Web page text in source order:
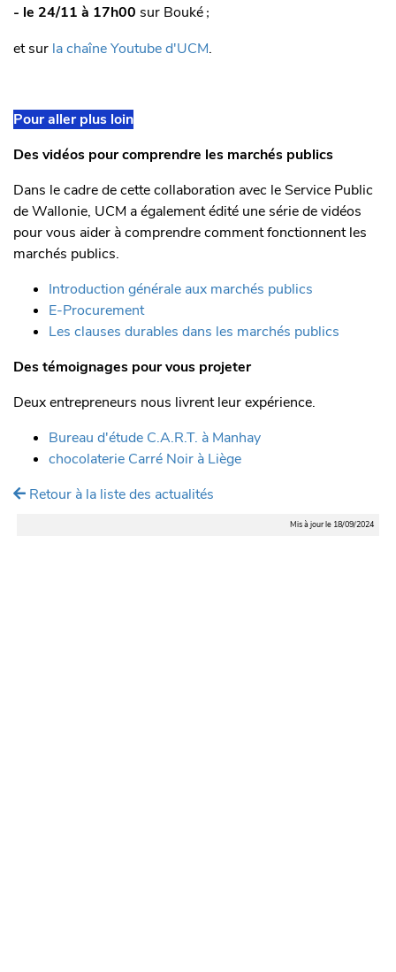
- le 24/11 à 17h00 sur Bouké ;
et sur la chaîne Youtube d'UCM.
Pour aller plus loin
Des vidéos pour comprendre les marchés publics
Dans le cadre de cette collaboration avec le Service Public
de Wallonie, UCM a également édité une série de vidéos
pour vous aider à comprendre comment fonctionnent les
marchés publics.
Introduction générale aux marchés publics
E-Procurement
Les clauses durables dans les marchés publics
Des témoignages pour vous projeter
Deux entrepreneurs nous livrent leur expérience.
Bureau d'étude C.A.R.T. à Manhay
chocolaterie Carré Noir à Liège
Retour à la liste des actualités
Mis à jour le 18/09/2024